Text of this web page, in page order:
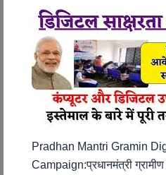
Pradhan Mantri Gramin
Campaign:प्रधानमंत्री ग्रामीण